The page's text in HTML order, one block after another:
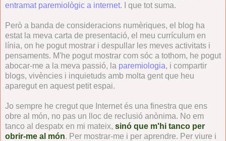
entramat paremiològic a internet. I que tot suma.
Però a banda de consideracions numèriques, el blog ha
estat la meva carta de presentació, el meu currículum en
línia, on he pogut mostrar i despullar les meves activitats i
pensaments. M'he pogut mostrar com sóc a tothom, he pogut
abocar-me a la meva passió, la paremiologia, i compartir
blogs, vivències i inquietuds amb molta gent que heu
aparegut en aquest petit espai.
Jo sempre he cregut que Internet és una finestra que ens
obre al món, no pas un lloc de reclusió anònima. No em
tanco al despatx en mi mateix, sinó que m'hi tanco per
obrir-me al món. Per mostrar-me i per aprendre. Per viure i